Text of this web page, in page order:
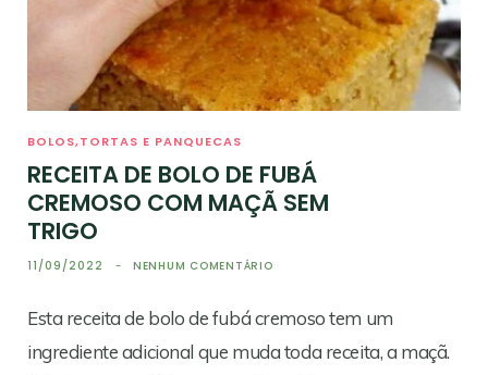
BOLOS,TORTAS E PANQUECAS
RECEITA DE BOLO DE FUBÁ
CREMOSO COM MAÇÃ SEM
TRIGO
11/09/2022 NENHUM COMENTÁRIO
Esta receita de bolo de fubá cremoso tem um
ingrediente adicional que muda toda receita, a maçã.